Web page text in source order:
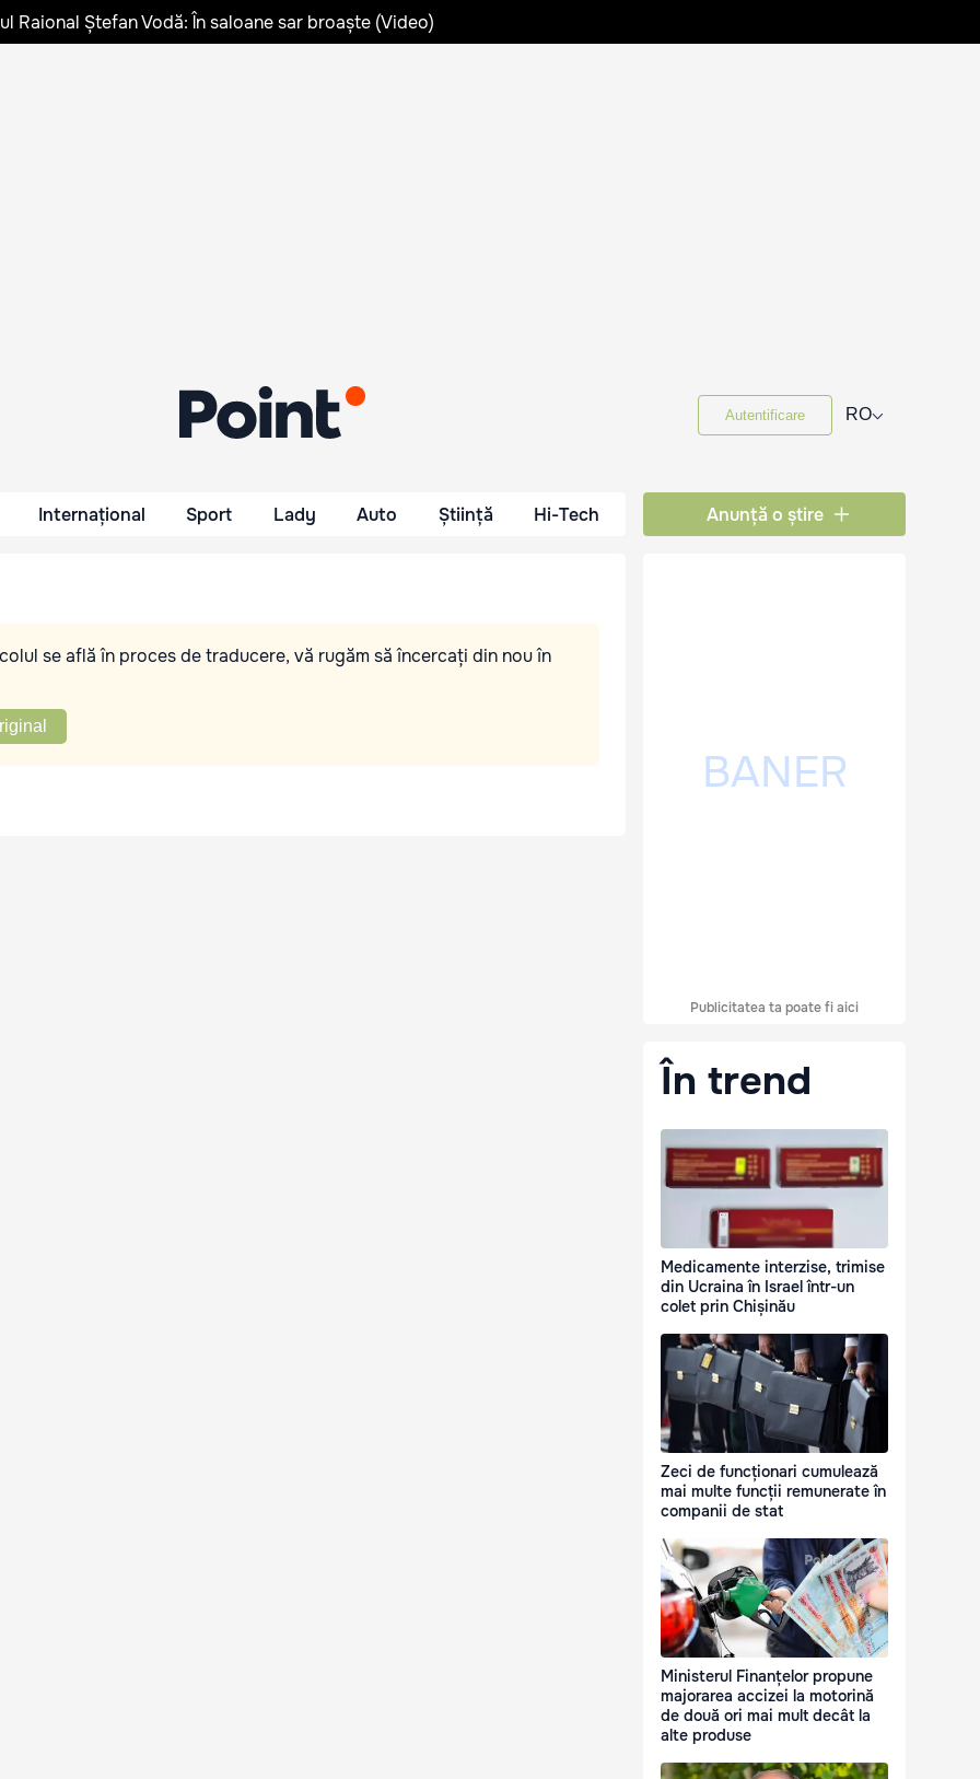
Raional Ștefan Vodă: În saloane sar broaște (Video)
Autentificare RO⌵
Internațional Sport Lady Auto Știință Hi-Tech Anunță o știre
se află în proces de traducere, vă rugăm să încercați din nou în
Publicitatea ta poate fi aici
În trend
Medicamente interzise, trimise
din Ucraina în Israel într-un
colet prin Chișinău
Zeci de funcționari cumulează
mai multe funcții remunerate în
companii de stat
Ministerul Finanțelor propune
majorarea accizei la motorină
de două ori mai mult decât la
alte produse